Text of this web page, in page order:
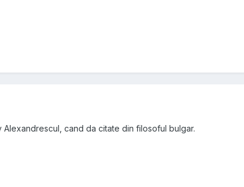
cand da citate din filosoful bulgar.